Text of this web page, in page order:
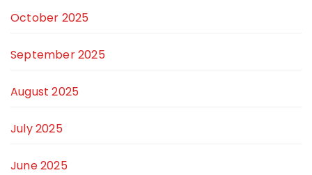
October 2025
September 2025
August 2025
July 2025
June 2025